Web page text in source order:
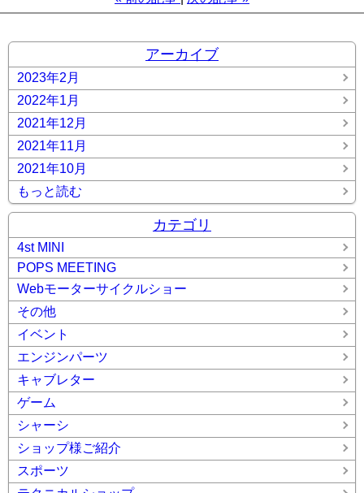
アーカイブ
2023年2月
2022年1月
2021年12月
2021年11月
2021年10月
もっと読む
カテゴリ
4st MINI
POPS MEETING
Webモーターサイクルショー
その他
イベント
エンジンパーツ
キャブレター
ゲーム
シャーシ
ショップ様ご紹介
スポーツ